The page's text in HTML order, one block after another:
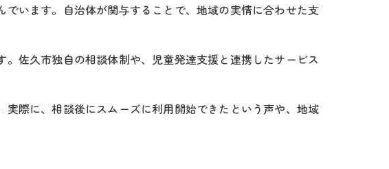
的に集める方法
います。自治体が関与することで、地域の実情に合わせた支
佐久市独自の相談体制や、児童発達支援と連携したサービス
際に、相談後にスムーズに利用開始できたという声や、地域